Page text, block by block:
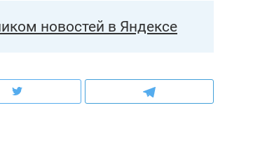
новостей в Яндексе